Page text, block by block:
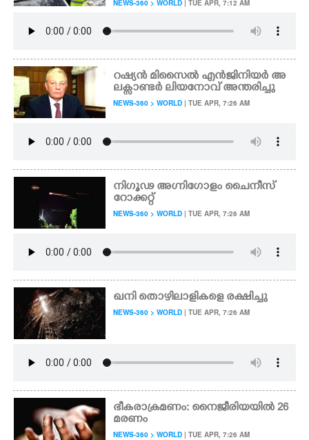
NEWS-360 > WORLD | TUE APR, 7:12 AM
റഷ്യൻ മിസൈൽ എൻജിനിയർ അ
ലക്സാണ്ടർ ലിയനോവ് അന്തരിച്ചു
NEWS-360 > WORLD | TUE APR, 7:26 AM
നിഗൂഢ അഗ്നിഗോളം ചൈനീസ്
റോക്കറ്റ്
NEWS-360 > WORLD | TUE APR, 7:26 AM
ഖനി തൊഴിലാളികളെ രക്ഷിച്ചു
NEWS-360 > WORLD | TUE APR, 7:26 AM
ഭീകരാക്രമണം: നൈജീരിയയിൽ 26
മരണം
NEWS-360 > WORLD | TUE APR, 7:26 AM